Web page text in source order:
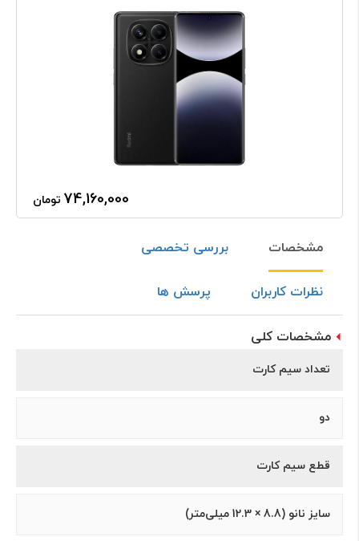
74,160,000 تومان
مشخصات بررسی تخصصی
نظرات کاربران پرسش ها
مشخصات کلی
تعداد سیم کارت
دو
قطع سیم کارت
سایز نانو (8.8 × 12.3 میلی‌متر)